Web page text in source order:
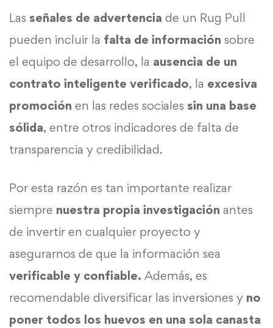
Las señales de advertencia de un Rug Pull
pueden incluir la falta de información sobre
el equipo de desarrollo, la ausencia de un
contrato inteligente verificado, la excesiva
promoción en las redes sociales sin una base
sólida, entre otros indicadores de falta de
transparencia y credibilidad.
Por esta razón es tan importante realizar
siempre nuestra propia investigación antes
de invertir en cualquier proyecto y
asegurarnos de que la información sea
verificable y confiable. Además, es
recomendable diversificar las inversiones y no
poner todos los huevos en una sola canasta